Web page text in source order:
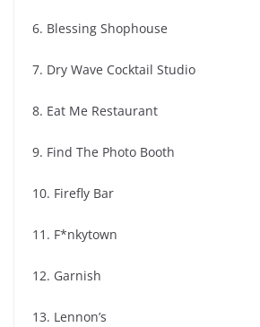
6. Blessing Shophouse
7. Dry Wave Cocktail Studio
8. Eat Me Restaurant
9. Find The Photo Booth
10. Firefly Bar
11. F*nkytown
12. Garnish
13. Lennon’s